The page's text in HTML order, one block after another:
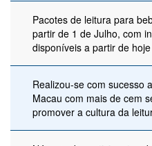
Pacotes de leitura para
partir de 1 de Julho, com
disponíveis a partir de hoje
Realizou-se com sucesso
Macau com mais de cem
promover a cultura da